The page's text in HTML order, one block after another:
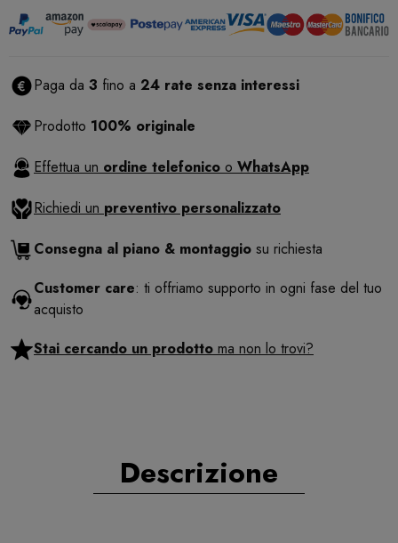
Paga da 3 fino a 24 rate senza interessi
Prodotto 100% originale
Effettua un ordine telefonico o WhatsApp
Richiedi un preventivo personalizzato
Consegna al piano & montaggio su richiesta
Customer care: ti offriamo supporto in ogni fase del tuo
acquisto
Stai cercando un prodotto ma non lo trovi?
Descrizione